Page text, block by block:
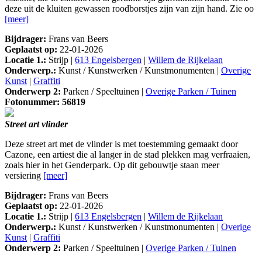
deze uit de kluiten gewassen roodborstjes zijn van zijn hand. Zie oo
[meer]
Bijdrager: Frans van Beers
Geplaatst op: 22-01-2026
Locatie 1.: Strijp | 613 Engelsbergen | Willem de Rijkelaan
Onderwerp.: Kunst / Kunstwerken / Kunstmonumenten | Overige
Kunst| Graffiti
Onderwerp 2: Parken / Speeltuinen | Overige Parken / Tuinen
Fotonummer: 56819
Street art vlinder
Deze street art met de vlinder is met toestemming gemaakt door
Cazone, een artiest die al langer in de stad plekken mag verfraaien,
zoals hier in het Genderpark. Op dit gebouwtje staan meer
versiering [meer]
Bijdrager: Frans van Beers
Geplaatst op: 22-01-2026
Locatie 1.: Strijp | 613 Engelsbergen | Willem de Rijkelaan
Onderwerp.: Kunst / Kunstwerken / Kunstmonumenten | Overige
Kunst| Graffiti
Onderwerp 2: Parken / Speeltuinen | Overige Parken / Tuinen